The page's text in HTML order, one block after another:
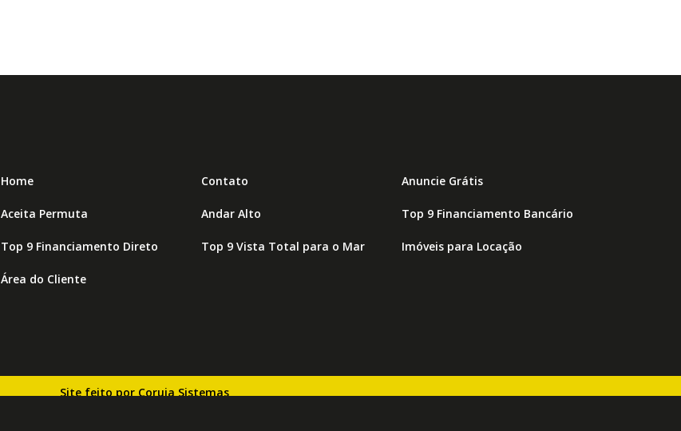
Home Contato Anuncie Grátis
Aceita Permuta Andar Alto Top 9 Financiamento Bancário
Top 9 Financiamento Direto Top 9 Vista Total para o Mar Imóveis para Locação
Área do Cliente
Site feito por Coruja Sistemas